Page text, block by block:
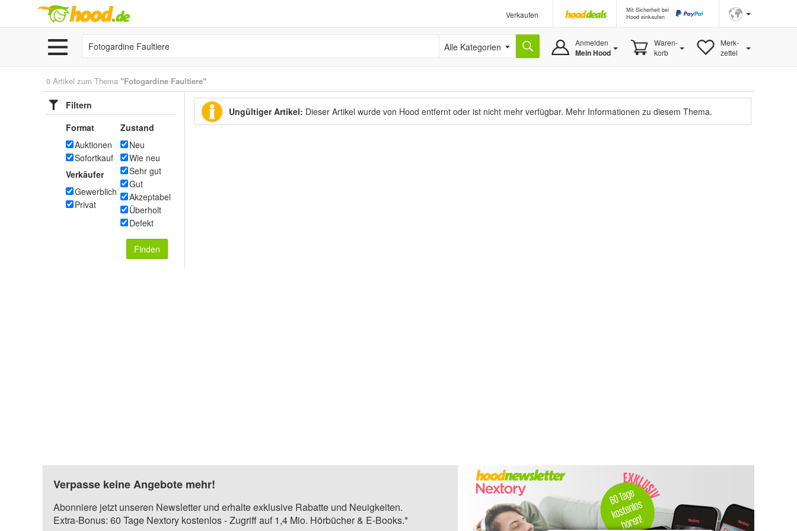
Verkaufen
Mit Sicherheit bei
Hood einkaufen
Alle Kategorien Anmelden
Mein Hood
Waren-
korb
Merk-
zettel
0 Artikel zum Thema "Fotogardine Faultiere"
Filtern
Format
Auktionen
Sofortkauf
Verkäufer
Gewerblich
Privat
Zustand
Neu
Wie neu
Sehr gut
Gut
Akzeptabel
Überholt
Defekt
Finden
Ungültiger Artikel: Dieser Artikel wurde von Hood entfernt oder ist nicht mehr verfügbar. Mehr Informationen zu diesem Thema.
Verpasse keine Angebote mehr!
Abonniere jetzt unseren Newsletter und erhalte exklusive Rabatte und Neuigkeiten.
Extra-Bonus: 60 Tage Nextory kostenlos - Zugriff auf 1,4 Mio. Hörbücher & E-Books.*